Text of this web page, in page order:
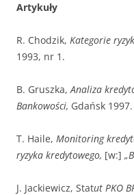
Artykuły
R. Chodzik, Kategorie
1993, nr 1.
B. Gruszka,Analiza
Bankowości, Gdańsk 1997.
T. Haile, Monitoring
ryzyka kredytowego, [w:]
J. Jackiewicz, Statut PKO